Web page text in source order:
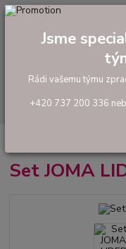
tel: +420 737 200 336
Hráčské
Set JOMA
Jsme
Rádi vašemu týmu
+420 737 200 336